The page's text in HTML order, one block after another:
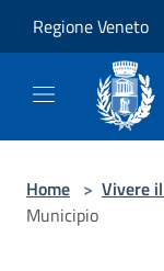
Regione Veneto
Home > Vivere
Municipio